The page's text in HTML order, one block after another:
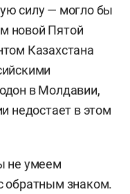
силу — могло бы
новой Пятой
Казахстана
в Молдавии,
недостает в этом
не умеем
обратным знаком.